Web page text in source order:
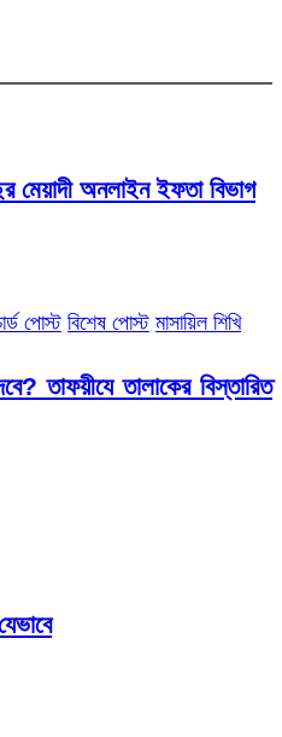
অনলাইন ইফতা বিভাগ
পোস্ট বিশেষ পোস্ট মাসায়িল শিখি
তাফয়ীযে তালাকের বিস্তারিত